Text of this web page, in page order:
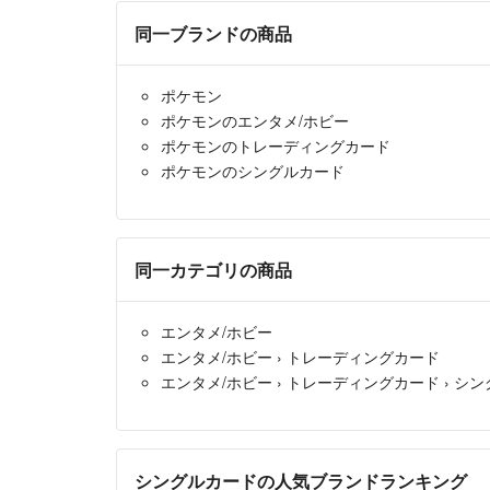
同一ブランドの商品
ポケモン
ポケモンのエンタメ/ホビー
ポケモンのトレーディングカード
ポケモンのシングルカード
同一カテゴリの商品
エンタメ/ホビー
エンタメ/ホビー › トレーディングカード
エンタメ/ホビー › トレーディングカード › シン
シングルカードの人気ブランドランキング